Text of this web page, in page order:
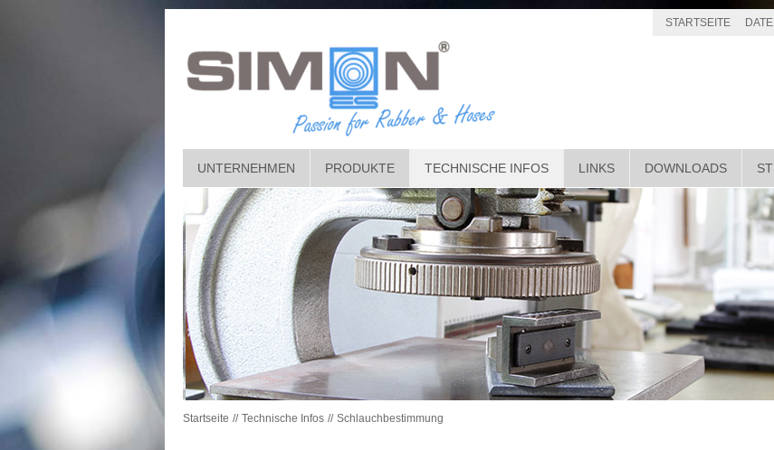
STARTSEITE
UNTERNEHMEN PRODUKTE TECHNISCHE INFOS LINKS DOWNLOADS
Startseite Technische Infos Schlauchbestimmung